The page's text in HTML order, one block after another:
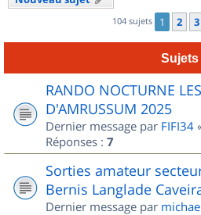
104 sujets 1 2 3
Sujets
RANDO NOCTURNE
D'AMRUSSUM 2025
Dernier message par FIFI34
Réponses : 7
Sorties amateur
Bernis Langlade
Dernier message par